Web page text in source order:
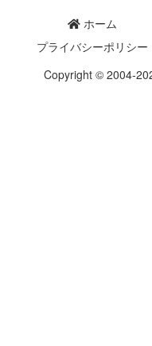
ホーム
プライバシーポリシー
Copyright © 2004-